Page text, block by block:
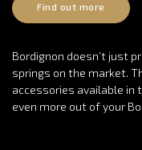
Find out more
Bordignon doesn’t just
springs on the market.
accessories available in
even more out of your